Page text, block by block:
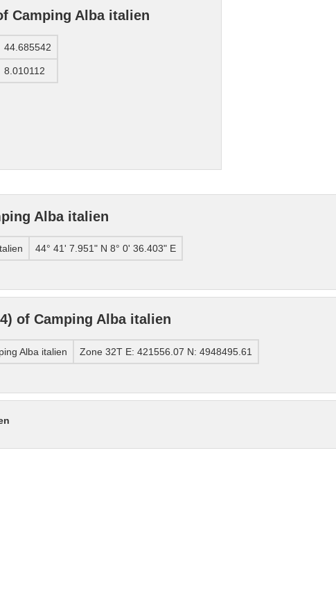
Camping Alba italien
44.685542
8.010112
Alba italien
44° 41' 7.951" N 8° 0' 36.403" E
of Camping Alba italien
Alba italien Zone 32T E: 421556.07 N: 4948495.61